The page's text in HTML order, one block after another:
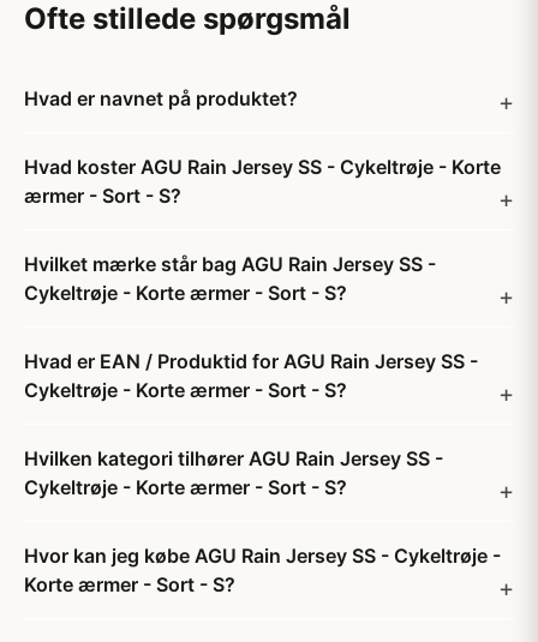
Ofte stillede spørgsmål
Hvad er navnet på produktet?
Hvad koster AGU Rain Jersey SS - Cykeltrøje - Korte
ærmer - Sort - S?
Hvilket mærke står bag AGU Rain Jersey SS -
Cykeltrøje - Korte ærmer - Sort - S?
Hvad er EAN / Produktid for AGU Rain Jersey SS -
Cykeltrøje - Korte ærmer - Sort - S?
Hvilken kategori tilhører AGU Rain Jersey SS -
Cykeltrøje - Korte ærmer - Sort - S?
Hvor kan jeg købe AGU Rain Jersey SS - Cykeltrøje -
Korte ærmer - Sort - S?